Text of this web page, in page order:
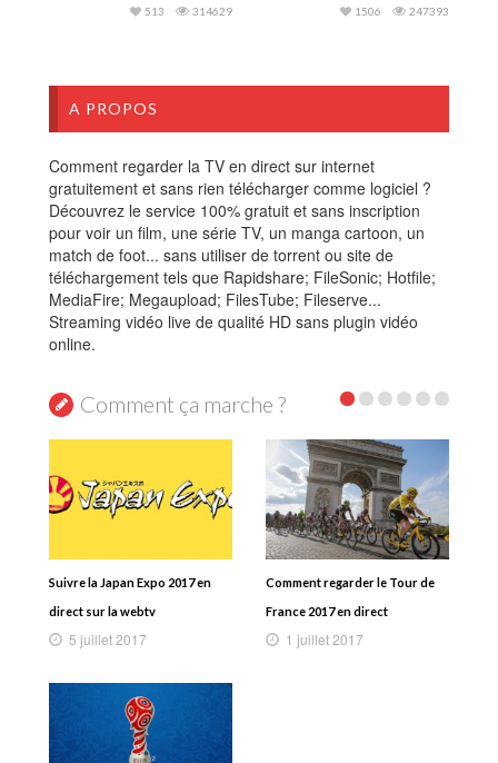
314629
513 247393
1506
A PROPOS
Comment regarder la TV en direct sur internet
gratuitement et sans rien télécharger comme logiciel ?
Découvrez le service 100% gratuit et sans inscription
pour voir un film, une série TV, un manga cartoon, un
match de foot... sans utiliser de torrent ou site de
téléchargement tels que Rapidshare; FileSonic; Hotfile;
MediaFire; Megaupload; FilesTube; Fileserve...
Streaming vidéo live de qualité HD sans plugin vidéo
online.
Comment ça marche ?
Suivre la Japan Expo 2017 en
direct sur la webtv
5 juillet 2017
Comment regarder le Tour de
France 2017 en direct
1 juillet 2017